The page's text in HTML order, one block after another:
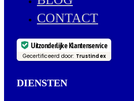
CONTACT
Uitzonderlijke Klantenservice
Gecertificeerd door: Trustindex
DIENSTEN